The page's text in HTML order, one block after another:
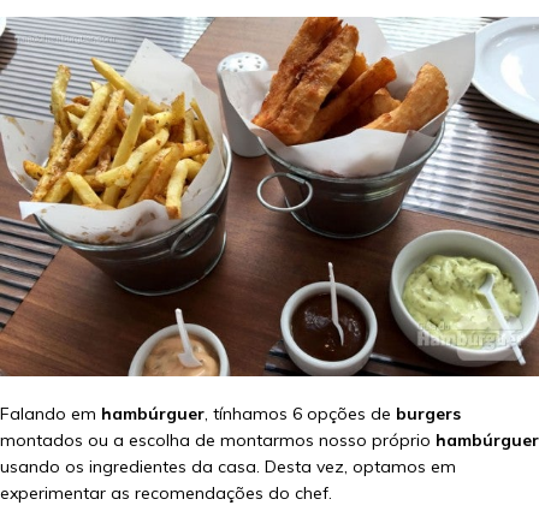
Falando em hambúrguer, tínhamos 6 opções de burgers
montados ou a escolha de montarmos nosso próprio hambúrguer
usando os ingredientes da casa. Desta vez, optamos em
experimentar as recomendações do chef.